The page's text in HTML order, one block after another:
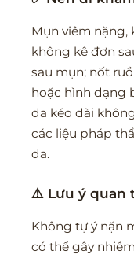
Mụn viêm nặng,
không kê đơn
sau mụn; nốt
hoặc hình dạng
da kéo dài
các liệu pháp
da.
⚠️ Lưu ý quan
Không tự ý nặn
có thể gây